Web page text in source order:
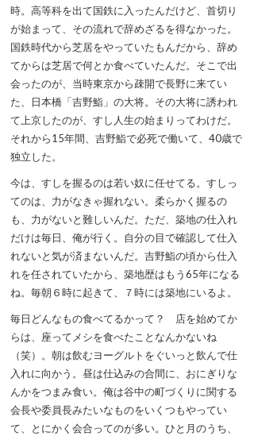
時。高等科を出て国鉄に入ったんだけど、首切り
が始まって、その流れで辞めざるを得なかった。
国鉄時代から芝居をやっていたもんだから、辞め
てからは芝居で何とか食べていたんだ。そこで出
会ったのが、当時東京から疎開で長野に来てい
た、日本橋「吉野鮨」の大将。その大将に誘われ
て上京したのが、すし人生の始まりってわけだ。
それから15年間、吉野鮨で必死で働いて、40歳で
独立した。
今は、すしを握るのは若い奴に任せてる。すしっ
てのは、力がなきゃ握れない。柔らかく握るの
も、力がないと難しいんだ。ただ、築地の仕入れ
だけは毎日、俺が行く。自分の目で確認して仕入
れないと気が済まないんだ。吉野鮨の頃から仕入
れを任されていたから、築地歴はもう65年になる
ね。毎朝６時に起きて、７時には築地にいるよ。
毎日どんなもの食べてるかって？ 店を始めてか
らは、座ってメシを食べたことなんかないね
（笑）。朝は飲むヨーグルトをぐいっと飲んで仕
入れに向かう。昼は仕込みの合間に、おにぎりな
んかをつまみ食い。俺は谷中の町づくりに関する
会長や委員長みたいなものをいくつもやってい
て、とにかく会合ってのが多い。ひと月のうち、